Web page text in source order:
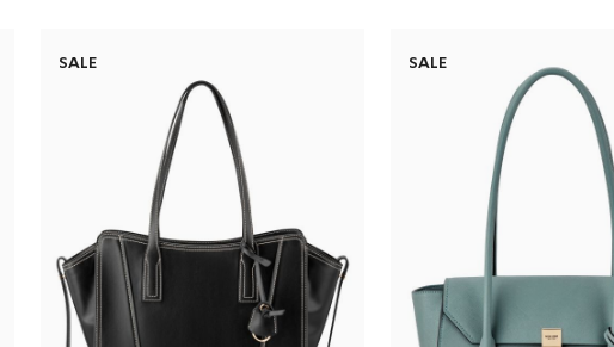
SALE
SALE